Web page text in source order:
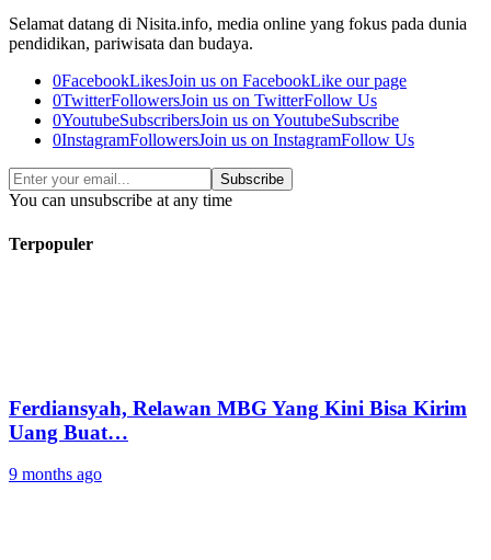
Selamat datang di Nisita.info, media online yang fokus pada dunia
pendidikan, pariwisata dan budaya.
0FacebookLikesJoin us on FacebookLike our page
0TwitterFollowersJoin us on TwitterFollow Us
0YoutubeSubscribersJoin us on YoutubeSubscribe
0InstagramFollowersJoin us on InstagramFollow Us
Subscribe
You can unsubscribe at any time
Terpopuler
Ferdiansyah, Relawan MBG Yang Kini Bisa Kirim
Uang Buat…
9 months ago